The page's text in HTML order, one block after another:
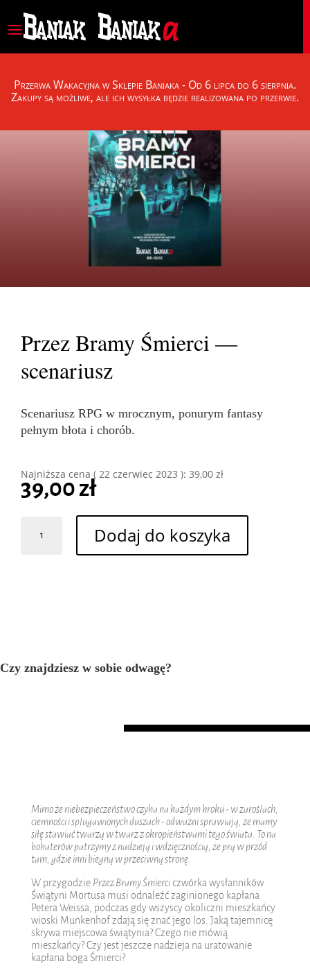
Przerwa Wakacyjna w Sklepie Baniaka - Od 6 lipca do 6 sierpnia.
Zakupy są możliwe, ale ich wysyłka będzie realizowana po przerwie.
Przez Bramy Śmierci —
scenariusz
Scenariusz RPG w mrocznym, ponurym fantasy
pełnym błota i chorób.
Najniższa cena ( 22 czerwiec 2023 ): 39,00 zł
39,00zł
Przez
Dodaj do koszyka
Czy znajdziesz w sobie odwagę?
Mimo że niebezpieczeństwo czyha na każdym kroku - w zaroślach,
ciemności i splugawionych duszach - odważni sprawiają, że mamy
siłę stawiać twarzą w twarz z okropieństwami tego świata. To na
bohaterów patrzymy z nadzieją i wdzięcznością, że prą w przód
tam, gdzie inni biegną w przeciwną stronę.
W przygodzie Przez Bramy Śmierciczwórka wysłanników
Świątyni Mortusa musi odnaleźć zaginionego kapłana
Petera Weissa, podczas gdy wszyscy okoliczni mieszkańcy
wioski Munkenhof zdają się znać jego los. Jaką tajemnicę
skrywa miejscowa świątynia? Czego nie mówią
mieszkańcy? Czy jest jeszcze nadzieja na uratowanie
kapłana boga Śmierci?